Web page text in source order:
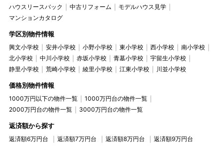
ハウスリースバック 中古リフォーム
モデルハウス見学
マンションカタログ
学区別物件情報
興文小学校 安井小学校 小野小学校 東小学校 西小学校
南小学校
北小学校
中川小学校 赤坂小学校 青墓小学校
宇留生小学校
静里小学校
荒崎小学校 綾里小学校 江東小学校 川並小学校
価格別物件情報
1000万円以下の物件一覧
1000万円台の物件一覧
2000万円台の物件一覧
3000万円台の物件一覧
返済額から探す
返済額6万円台 返済額7万円台 返済額8万円台 返済額9万円台